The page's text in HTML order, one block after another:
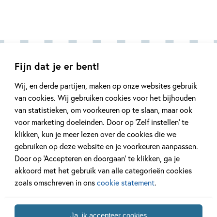
Fijn dat je er bent!
Wij, en derde partijen, maken op onze websites gebruik
van cookies. Wij gebruiken cookies voor het bijhouden
van statistieken, om voorkeuren op te slaan, maar ook
voor marketing doeleinden. Door op ‘Zelf instellen’ te
klikken, kun je meer lezen over de cookies die we
gebruiken op deze website en je voorkeuren aanpassen.
Door op ‘Accepteren en doorgaan’ te klikken, ga je
akkoord met het gebruik van alle categorieën cookies
zoals omschreven in onscookie statement.
Ja, ik accepteer cookies
Andere boeken uit de serie 'Loco
Mini'
Paperback